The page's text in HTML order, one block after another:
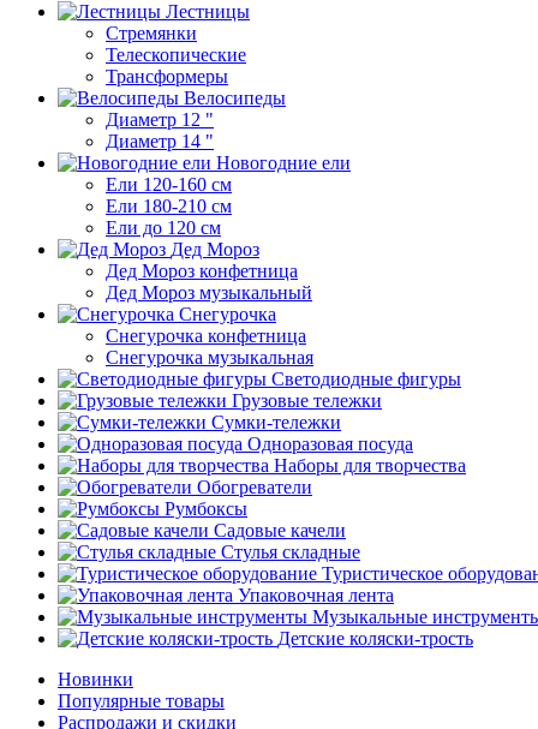
Лестницы
Стремянки
Телескопические
Трансформеры
Велосипеды
Диаметр 12 "
Диаметр 14 "
Новогодние ели
Ели 120-160 см
Ели 180-210 см
Ели до 120 см
Дед Мороз
Дед Мороз конфетница
Дед Мороз музыкальный
Снегурочка
Снегурочка конфетница
Снегурочка музыкальная
Светодиодные фигуры
Грузовые тележки
Сумки-тележки
Одноразовая посуда
Наборы для творчества
Обогреватели
Румбоксы
Садовые качели
Стулья складные
Туристическое
Упаковочная лента
Музыкальные
Детские коляски-трость
Новинки
Популярные товары
Распродажи и скидки